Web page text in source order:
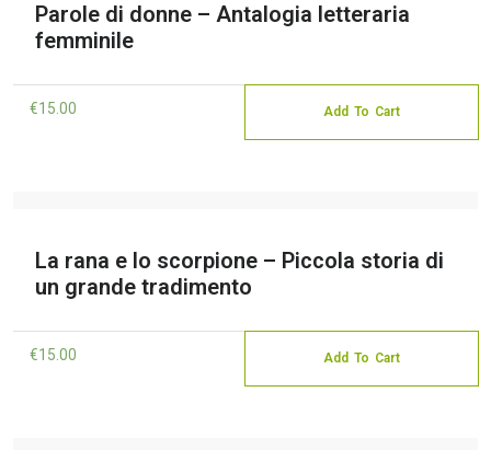
Parole di donne – Antalogia letteraria
femminile
€15.00 Add To Cart
La rana e lo scorpione – Piccola storia di
un grande tradimento
€15.00 Add To Cart